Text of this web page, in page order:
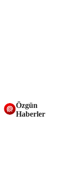
Özgün
Haberler